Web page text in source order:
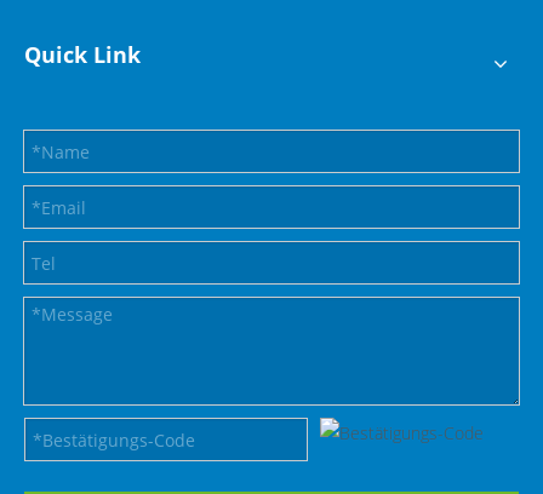
Quick Link